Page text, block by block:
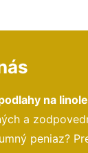
na
a
peniaz?